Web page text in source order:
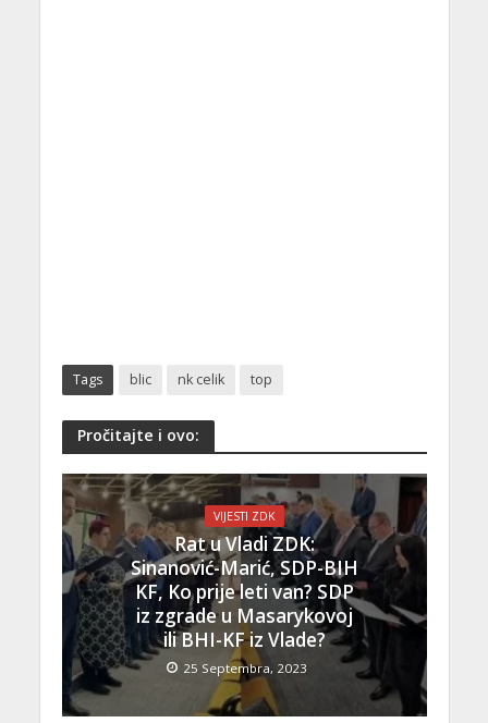
Tags blic nk celik top
Pročitajte i ovo:
VIJESTI ZDK
Rat u Vladi ZDK:
Sinanović-Marić, SDP-BIH
KF, Ko prije leti van? SDP
iz zgrade u Masarykovoj
ili BHI-KF iz Vlade?
25 Septembra, 2023